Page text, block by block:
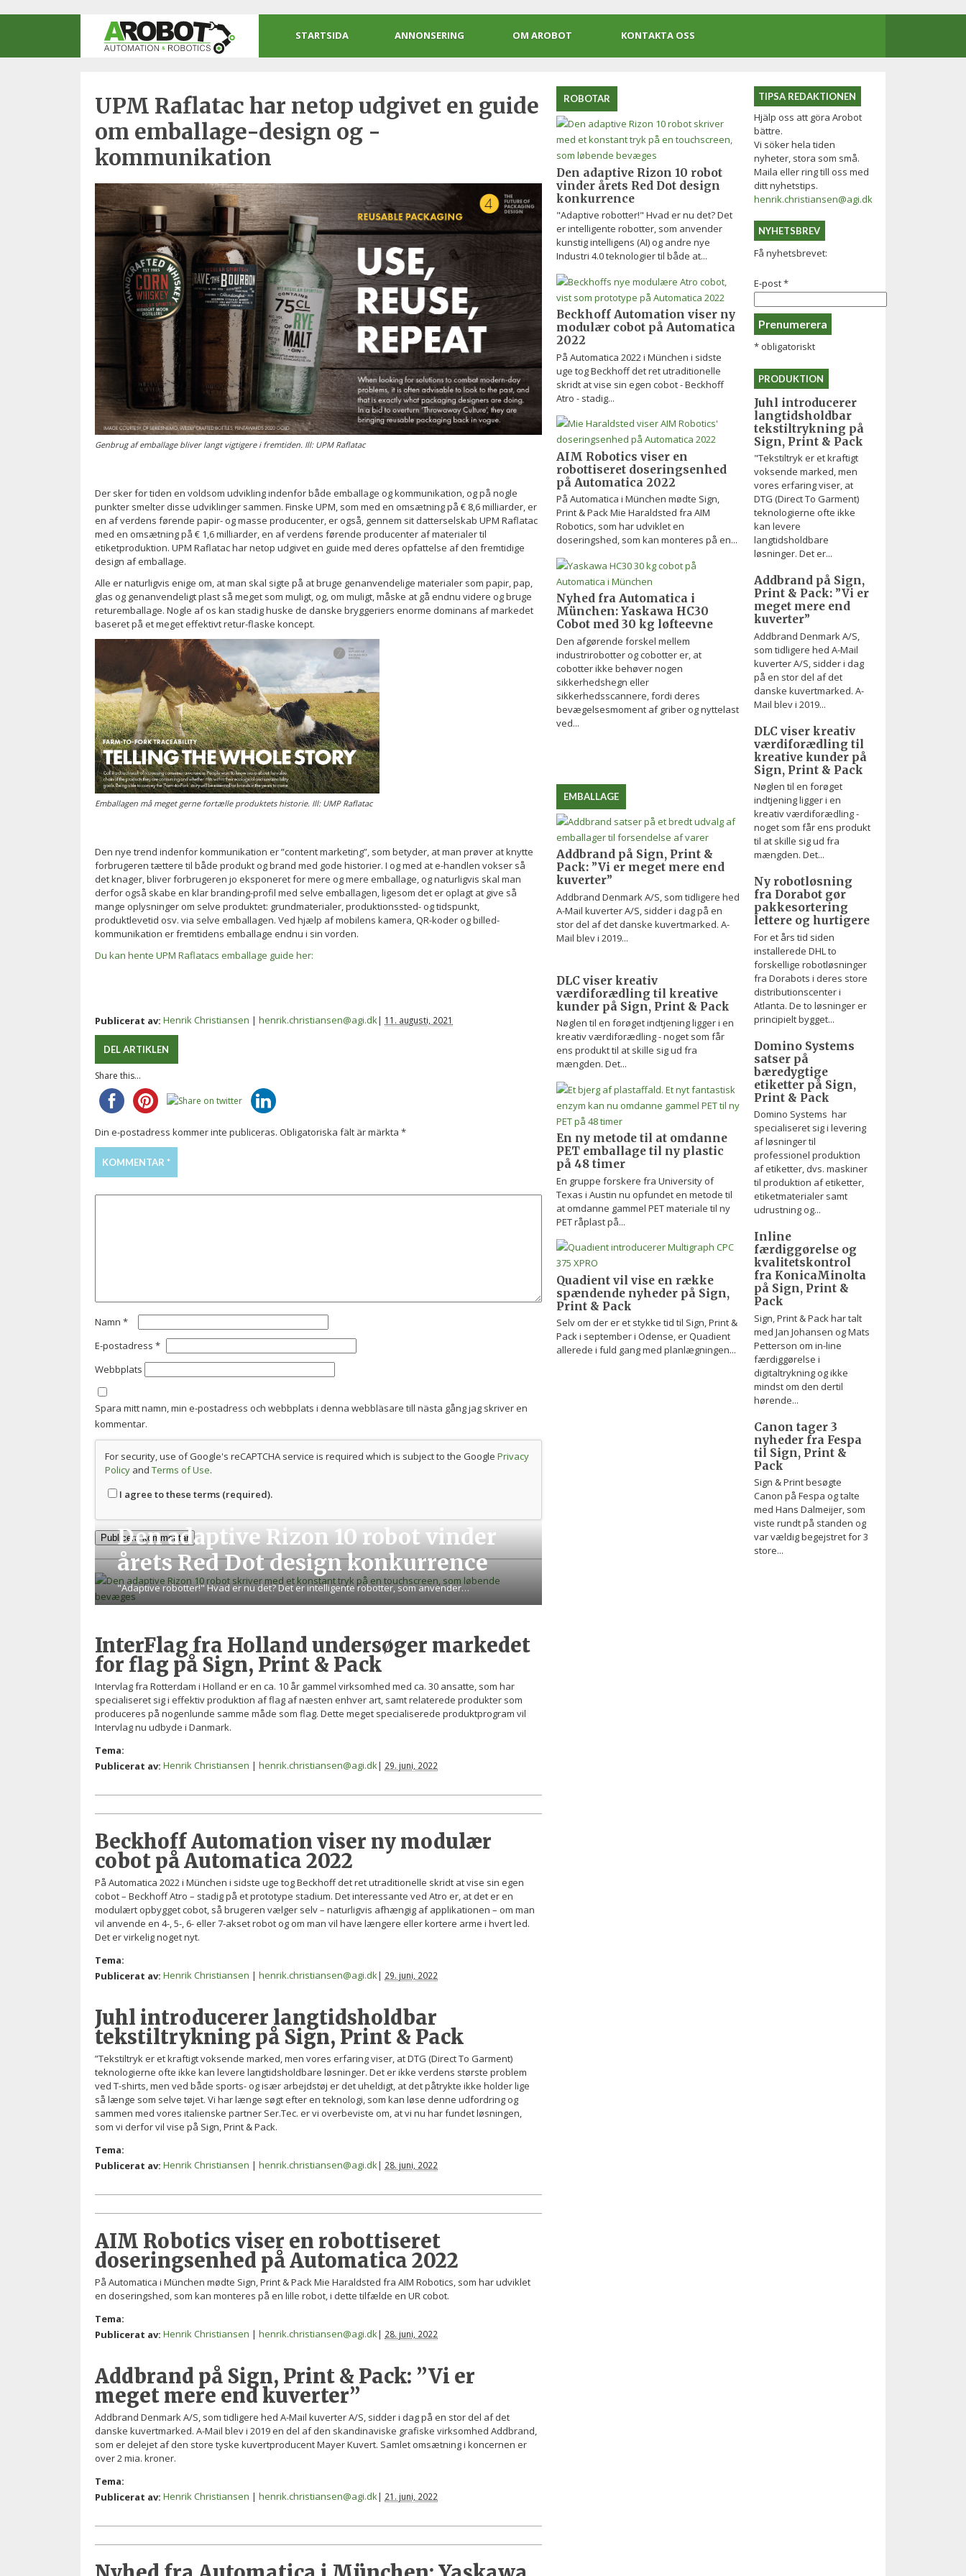
STARTSIDA ANNONSERING OM AROBOT KONTAKTA OSS
UPM Raflatac har netop udgivet en guide
om emballage-design og -
kommunikation
Genbrug af emballage bliver langt vigtigere i fremtiden. Ill: UPM Raflatac
Der sker for tiden en voldsom udvikling indenfor både emballage og kommunikation, og på nogle
punkter smelter disse udviklinger sammen. Finske UPM, som med en omsætning på € 8,6 milliarder, er
en af verdens førende papir- og masse producenter, er også, gennem sit datterselskab UPM Raflatac
med en omsætning på € 1,6 milliarder, en af verdens førende producenter af materialer til
etiketproduktion. UPM Raflatac har netop udgivet en guide med deres opfattelse af den fremtidige
design af emballage.
Alle er naturligvis enige om, at man skal sigte på at bruge genanvendelige materialer som papir, pap,
glas og genanvendeligt plast så meget som muligt, og, om muligt, måske at gå endnu videre og bruge
returemballage. Nogle af os kan stadig huske de danske bryggeriers enorme dominans af markedet
baseret på et meget effektivt retur-flaske koncept.
Emballagen må meget gerne fortælle produktets historie. Ill: UMP Raflatac
Den nye trend indenfor kommunikation er ”content marketing”, som betyder, at man prøver at knytte
forbrugeren tættere til både produkt og brand med gode historier. I og med at e-handlen vokser så
det knager, bliver forbrugeren jo eksponeret for mere og mere emballage, og naturligvis skal man
derfor også skabe en klar branding-profil med selve emballagen, ligesom det er oplagt at give så
mange oplysninger om selve produktet: grundmaterialer, produktionssted- og tidspunkt,
produktlevetid osv. via selve emballagen. Ved hjælp af mobilens kamera, QR-koder og billed-
kommunikation er fremtidens emballage endnu i sin vorden.
Du kan hente UPM Raflatacs emballage guide her:
Publicerat av: Henrik Christiansen | henrik.christiansen@agi.dk| 11. augusti, 2021
DEL ARTIKLEN
Share this...
Din e-postadress kommer inte publiceras. Obligatoriska fält är märkta *
KOMMENTAR *
Namn *
E-postadress *
Webbplats
Spara mitt namn, min e-postadress och webbplats i denna webbläsare till nästa gång jag skriver en
kommentar.
For security, use of Google's reCAPTCHA service is required which is subject to the Google Privacy
Policy and Terms of Use.
I agree to these terms (required).
Den adaptive Rizon 10 robot vinder
årets Red Dot design konkurrence
"Adaptive robotter!" Hvad er nu det? Det er intelligente robotter, som anvender…
InterFlag fra Holland undersøger markedet
for flag på Sign, Print & Pack
Intervlag fra Rotterdam i Holland er en ca. 10 år gammel virksomhed med ca. 30 ansatte, som har
specialiseret sig i effektiv produktion af flag af næsten enhver art, samt relaterede produkter som
produceres på nogenlunde samme måde som flag. Dette meget specialiserede produktprogram vil
Intervlag nu udbyde i Danmark.
Tema:
Publicerat av: Henrik Christiansen | henrik.christiansen@agi.dk| 29. juni, 2022
Beckhoff Automation viser ny modulær
cobot på Automatica 2022
På Automatica 2022 i München i sidste uge tog Beckhoff det ret utraditionelle skridt at vise sin egen
cobot – Beckhoff Atro – stadig på et prototype stadium. Det interessante ved Atro er, at det er en
modulært opbygget cobot, så brugeren vælger selv – naturligvis afhængig af applikationen – om man
vil anvende en 4-, 5-, 6- eller 7-akset robot og om man vil have længere eller kortere arme i hvert led.
Det er virkelig noget nyt.
Tema:
Publicerat av: Henrik Christiansen | henrik.christiansen@agi.dk| 29. juni, 2022
Juhl introducerer langtidsholdbar
tekstiltrykning på Sign, Print & Pack
”Tekstiltryk er et kraftigt voksende marked, men vores erfaring viser, at DTG (Direct To Garment)
teknologierne ofte ikke kan levere langtidsholdbare løsninger. Det er ikke verdens største problem
ved T-shirts, men ved både sports- og især arbejdstøj er det uheldigt, at det påtrykte ikke holder lige
så længe som selve tøjet. Vi har længe søgt efter en teknologi, som kan løse denne udfordring og
sammen med vores italienske partner Ser.Tec. er vi overbeviste om, at vi nu har fundet løsningen,
som vi derfor vil vise på Sign, Print & Pack.
Tema:
Publicerat av: Henrik Christiansen | henrik.christiansen@agi.dk| 28. juni, 2022
AIM Robotics viser en robottiseret
doseringsenhed på Automatica 2022
På Automatica i München mødte Sign, Print & Pack Mie Haraldsted fra AIM Robotics, som har udviklet
en doseringshed, som kan monteres på en lille robot, i dette tilfælde en UR cobot.
Tema:
Publicerat av: Henrik Christiansen | henrik.christiansen@agi.dk| 28. juni, 2022
Addbrand på Sign, Print & Pack: ”Vi er
meget mere end kuverter”
Addbrand Denmark A/S, som tidligere hed A-Mail kuverter A/S, sidder i dag på en stor del af det
danske kuvertmarked. A-Mail blev i 2019 en del af den skandinaviske grafiske virksomhed Addbrand,
som er delejet af den store tyske kuvertproducent Mayer Kuvert. Samlet omsætning i koncernen er
over 2 mia. kroner.
Tema:
Publicerat av: Henrik Christiansen | henrik.christiansen@agi.dk| 21. juni, 2022
ROBOTAR
Den adaptive Rizon 10 robot
vinder årets Red Dot design
konkurrence
"Adaptive robotter!" Hvad er nu det? Det
er intelligente robotter, som anvender
kunstig intelligens (AI) og andre nye
Industri 4.0 teknologier til både at...
Beckhoff Automation viser ny
modulær cobot på Automatica
2022
På Automatica 2022 i München i sidste
uge tog Beckhoff det ret utraditionelle
skridt at vise sin egen cobot - Beckhoff
Atro - stadig...
AIM Robotics viser en
robottiseret doseringsenhed
på Automatica 2022
På Automatica i München mødte Sign,
Print & Pack Mie Haraldsted fra AIM
Robotics, som har udviklet en
doseringshed, som kan monteres på en...
Nyhed fra Automatica i
München: Yaskawa HC30
Cobot med 30 kg løfteevne
Den afgørende forskel mellem
industrirobotter og cobotter er, at
cobotter ikke behøver nogen
sikkerhedshegn eller
sikkerhedsscannere, fordi deres
bevægelsesmoment af griber og nyttelast
ved...
EMBALLAGE
Addbrand på Sign, Print &
Pack: ”Vi er meget mere end
kuverter”
Addbrand Denmark A/S, som tidligere hed
A-Mail kuverter A/S, sidder i dag på en
stor del af det danske kuvertmarked. A-
Mail blev i 2019...
DLC viser kreativ
værdiforædling til kreative
kunder på Sign, Print & Pack
Nøglen til en forøget indtjening ligger i en
kreativ værdiforædling - noget som får
ens produkt til at skille sig ud fra
mængden. Det...
En ny metode til at omdanne
PET emballage til ny plastic
på 48 timer
En gruppe forskere fra University of
Texas i Austin nu opfundet en metode til
at omdanne gammel PET materiale til ny
PET råplast på...
Quadient vil vise en række
spændende nyheder på Sign,
Print & Pack
Selv om der er et stykke tid til Sign, Print &
Pack i september i Odense, er Quadient
allerede i fuld gang med planlægningen...
TIPSA REDAKTIONEN
Hjälp oss att göra Arobot
bättre.
Vi söker hela tiden
nyheter, stora som små.
Maila eller ring till oss med
ditt nyhetstips.
henrik.christiansen@agi.dk
NYHETSBREV
Få nyhetsbrevet:
E-post*
*obligatoriskt
PRODUKTION
Juhl introducerer
langtidsholdbar
tekstiltrykning på
Sign, Print & Pack
"Tekstiltryk er et kraftigt
voksende marked, men
vores erfaring viser, at
DTG (Direct To Garment)
teknologierne ofte ikke
kan levere
langtidsholdbare
løsninger. Det er...
Addbrand på Sign,
Print & Pack: ”Vi er
meget mere end
kuverter”
Addbrand Denmark A/S,
som tidligere hed A-Mail
kuverter A/S, sidder i dag
på en stor del af det
danske kuvertmarked. A-
Mail blev i 2019...
DLC viser kreativ
værdiforædling til
kreative kunder på
Sign, Print & Pack
Nøglen til en forøget
indtjening ligger i en
kreativ værdiforædling -
noget som får ens produkt
til at skille sig ud fra
mængden. Det...
Ny robotløsning
fra Dorabot gør
pakkesortering
lettere og hurtigere
For et års tid siden
installerede DHL to
forskellige robotløsninger
fra Dorabots i deres store
distributionscenter i
Atlanta. De to løsninger er
principielt bygget...
Domino Systems
satser på
bæredygtige
etiketter på Sign,
Print & Pack
Domino Systems har
specialiseret sig i levering
af løsninger til
professionel produktion
af etiketter, dvs. maskiner
til produktion af etiketter,
etiketmaterialer samt
udrustning og...
Inline
færdiggørelse og
kvalitetskontrol
fra KonicaMinolta
på Sign, Print &
Pack
Sign, Print & Pack har talt
med Jan Johansen og Mats
Petterson om in-line
færdiggørelse i
digitaltrykning og ikke
mindst om den dertil
hørende...
Canon tager 3
nyheder fra Fespa
til Sign, Print &
Pack
Sign & Print besøgte
Canon på Fespa og talte
med Hans Dalmeijer, som
viste rundt på standen og
var vældig begejstret for 3
store...